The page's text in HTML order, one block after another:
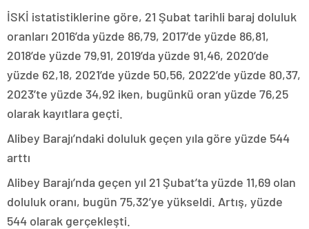
İSKİ istatistiklerine göre, 21 Şubat tarihli baraj doluluk
oranları 2016’da yüzde 86,79, 2017’de yüzde 86,81,
2018’de yüzde 79,91, 2019’da yüzde 91,46, 2020’de
yüzde 62,18, 2021’de yüzde 50,56, 2022’de yüzde 80,37,
2023’te yüzde 34,92 iken, bugünkü oran yüzde 76,25
olarak kayıtlara geçti.
Alibey Barajı’ndaki doluluk geçen yıla göre yüzde 544
arttı
Alibey Barajı’nda geçen yıl 21 Şubat’ta yüzde 11,69 olan
doluluk oranı, bugün 75,32’ye yükseldi. Artış, yüzde
544 olarak gerçekleşti.